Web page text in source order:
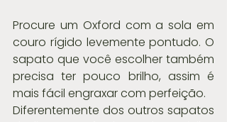
Procure um Oxford com a sola em
couro rígido levemente pontudo. O
sapato que você escolher também
precisa ter pouco brilho, assim é
mais fácil engraxar com perfeição.
Diferentemente dos outros sapatos